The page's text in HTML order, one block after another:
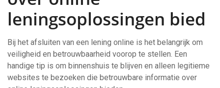
leningsoplossingen bied
Bij het afsluiten van een lening online is het belangrijk om
veiligheid en betrouwbaarheid voorop te stellen. Een
handige tip is om binnenshuis te blijven en alleen legitieme
websites te bezoeken die betrouwbare informatie over